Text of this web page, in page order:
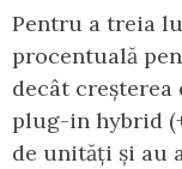
Pentru a treia
procentuală
decât
plug-in hybrid
de unități și au